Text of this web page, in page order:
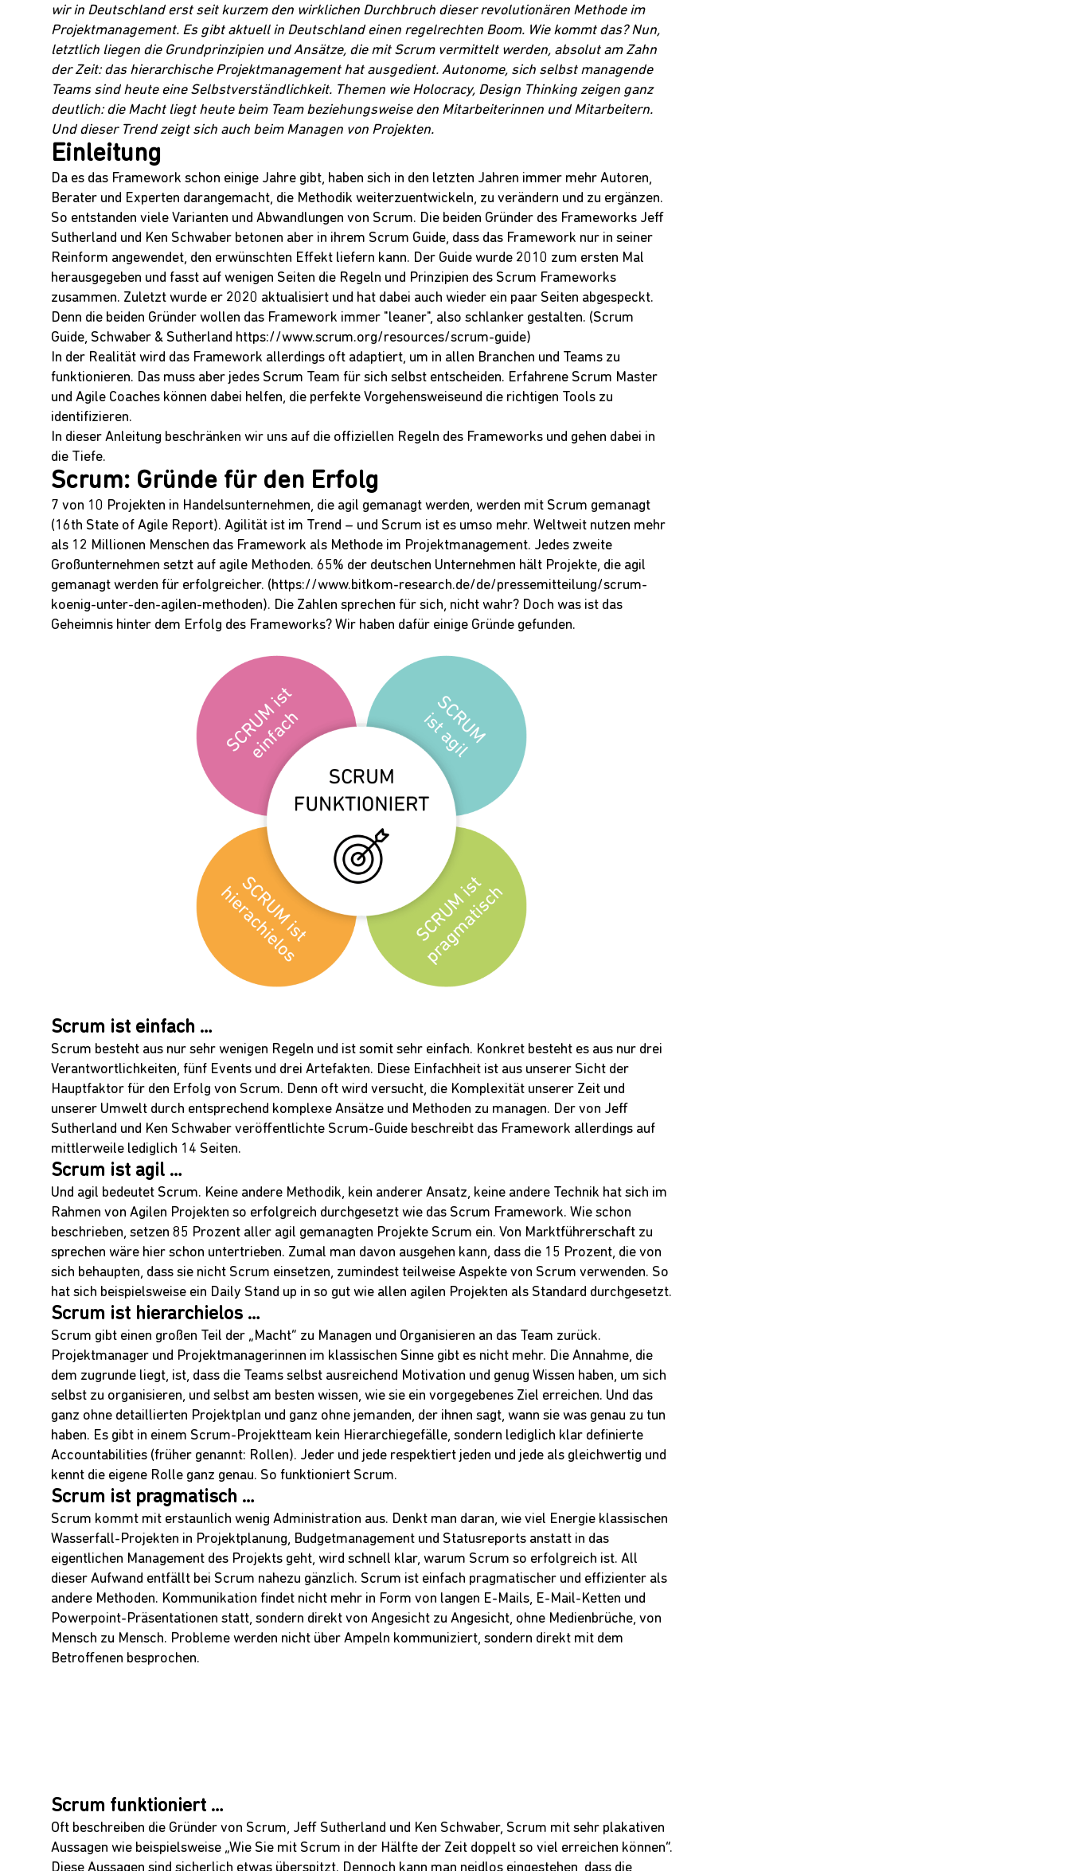
wir in Deutschland erst seit kurzem den wirklichen Durchbruch dieser revolutionären Methode im
Projektmanagement. Es gibt aktuell in Deutschland einen regelrechten Boom. Wie kommt das? Nun,
letztlich liegen die Grundprinzipien und Ansätze, die mit Scrum vermittelt werden, absolut am Zahn
der Zeit: das hierarchische Projektmanagementhat ausgedient. Autonome, sich selbst managende
Teams sind heute eine Selbstverständlichkeit. Themen wie Holocracy, Design Thinking zeigen ganz
deutlich: die Macht liegt heute beim Team beziehungsweise den Mitarbeiterinnen und Mitarbeitern.
Und dieser Trend zeigt sich auch beim Managen von Projekten.
Einleitung
Da es das Framework schon einige Jahre gibt, haben sich in den letzten Jahren immer mehr Autoren,
Berater und Experten darangemacht, die Methodik weiterzuentwickeln, zu verändern und zu ergänzen.
So entstanden viele Varianten und Abwandlungen von Scrum. Die beiden Gründer des Frameworks Jeff
Sutherland und Ken Schwaber betonen aber in ihrem Scrum Guide, dass das Framework nur in seiner
Reinform angewendet, den erwünschten Effekt liefern kann. Der Guide wurde 2010 zum ersten Mal
herausgegeben und fasst auf wenigen Seiten die Regeln und Prinzipien des Scrum Frameworks
zusammen. Zuletzt wurde er 2020 aktualisiert und hat dabei auch wieder ein paar Seiten abgespeckt.
Denn die beiden Gründer wollen das Framework immer "leaner", also schlanker gestalten. (Scrum
Guide, Schwaber & Sutherland https://www.scrum.org/resources/scrum-guide)
In der Realität wird das Framework allerdings oft adaptiert, um in allen Branchen und Teams zu
funktionieren. Das muss aber jedes Scrum Team für sich selbst entscheiden. Erfahrene Scrum Master
und Agile Coaches können dabei helfen, die perfekte Vorgehensweiseund die richtigen Tools zu
identifizieren.
In dieser Anleitung beschränken wir uns auf die offiziellen Regeln des Frameworks und gehen dabei in
die Tiefe.
Scrum: Gründe für den Erfolg
7 von 10 Projekten in Handelsunternehmen, die agil gemanagt werden, werden mit Scrum gemanagt
(16th State of Agile Report). Agilität ist im Trend – und Scrum ist es umso mehr. Weltweit nutzen mehr
als 12 Millionen Menschen das Framework als Methode im Projektmanagement. Jedes zweite
Großunternehmen setzt auf agile Methoden. 65% der deutschen Unternehmen hält Projekte, die agil
gemanagt werden für erfolgreicher. (https://www.bitkom-research.de/de/pressemitteilung/scrum-
koenig-unter-den-agilen-methoden). Die Zahlen sprechen für sich, nicht wahr? Doch was ist das
Geheimnis hinter dem Erfolg des Frameworks? Wir haben dafür einige Gründe gefunden.
Scrum ist einfach …
Scrum besteht aus nur sehr wenigen Regeln und ist somit sehr einfach. Konkret besteht es aus nur drei
Verantwortlichkeiten, fünf Events und drei Artefakten. Diese Einfachheit ist aus unserer Sicht der
Hauptfaktor für den Erfolg von Scrum. Denn oft wird versucht, die Komplexität unserer Zeit und
unserer Umwelt durch entsprechend komplexe Ansätze und Methoden zu managen. Der von Jeff
Sutherland und Ken Schwaber veröffentlichte Scrum-Guide beschreibt das Framework allerdings auf
mittlerweile lediglich 14 Seiten.
Scrum ist agil …
Und agil bedeutet Scrum. Keine andere Methodik, kein anderer Ansatz, keine andere Technik hat sich im
Rahmen von Agilen Projekten so erfolgreich durchgesetzt wie das Scrum Framework. Wie schon
beschrieben, setzen 85 Prozent aller agil gemanagten Projekte Scrum ein. Von Marktführerschaft zu
sprechen wäre hier schon untertrieben. Zumal man davon ausgehen kann, dass die 15 Prozent, die von
sich behaupten, dass sie nicht Scrum einsetzen, zumindest teilweise Aspekte von Scrum verwenden. So
hat sich beispielsweise ein Daily Stand up in so gut wie allen agilen Projekten als Standard durchgesetzt.
Scrum ist hierarchielos …
Scrum gibt einen großen Teil der „Macht“ zu Managen und Organisieren an das Team zurück.
Projektmanager und Projektmanagerinnen im klassischen Sinne gibt es nicht mehr. Die Annahme, die
dem zugrunde liegt, ist, dass die Teams selbst ausreichend Motivation und genug Wissen haben, um sich
selbst zu organisieren, und selbst am besten wissen, wie sie ein vorgegebenes Ziel erreichen. Und das
ganz ohne detaillierten Projektplan und ganz ohne jemanden, der ihnen sagt, wann sie was genau zu tun
haben. Es gibt in einem Scrum-Projektteam kein Hierarchiegefälle, sondern lediglich klar definierte
Accountabilities (früher genannt: Rollen). Jeder und jede respektiert jeden und jede als gleichwertig und
kennt die eigene Rolle ganz genau. So funktioniert Scrum.
Scrum ist pragmatisch …
Scrum kommt mit erstaunlich wenig Administration aus. Denkt man daran, wie viel Energie klassischen
Wasserfall-Projekten in Projektplanung, Budgetmanagement und Statusreports anstatt in das
eigentlichen Management des Projekts geht, wird schnell klar, warum Scrum so erfolgreich ist. All
dieser Aufwand entfällt bei Scrum nahezu gänzlich. Scrum ist einfach pragmatischer und effizienter als
andere Methoden. Kommunikation findet nicht mehr in Form von langen E-Mails, E-Mail-Ketten und
Powerpoint-Präsentationen statt, sondern direkt von Angesicht zu Angesicht, ohne Medienbrüche, von
Mensch zu Mensch. Probleme werden nicht über Ampeln kommuniziert, sondern direkt mit dem
Betroffenen besprochen.
Scrum funktioniert …
Oft beschreiben die Gründer von Scrum, Jeff Sutherland und Ken Schwaber, Scrum mit sehr plakativen
Aussagen wie beispielsweise „Wie Sie mit Scrum in der Hälfte der Zeit doppelt so viel erreichen können“.